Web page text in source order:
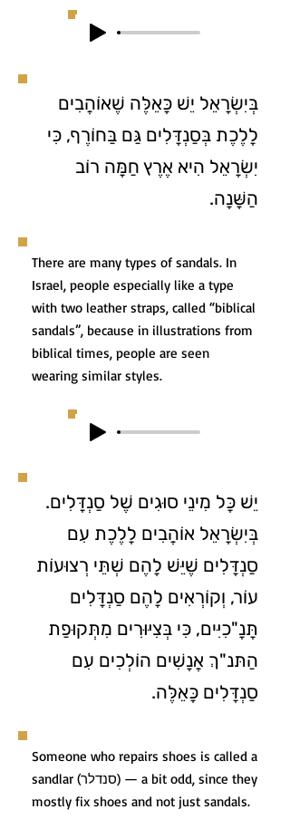
בְּיִשְׂרָאֵל יֵשׁ כָּאֵלֶּה שֶׁאוֹהֲבִים
לָלֶכֶת בְּסַנְדָּלִים גַּם בַּחוֹרֶף, כִּי
יִשְׂרָאֵל הִיא אֶרֶץ חַמָּה רוֹב
הַשָּׁנָה.
There are many types of sandals. In
Israel, people especially like a type
with two leather straps, called “biblical
sandals”, because in illustrations from
biblical times, people are seen
wearing similar styles.
יֵשׁ כָּל מִינֵי סוּגִים שֶׁל סַנְדָּלִים.
בְּיִשְׂרָאֵל אוֹהֲבִים לָלֶכֶת עִם
סַנְדָּלִים שֶׁיֵּשׁ לָהֶם שְׁתֵּי רְצוּעוֹת
עוֹר, וְקוֹרְאִים לָהֶם סַנְדָּלִים
תָּנָ"כִיִּים, כִּי בְּצִיּוּרִים מִתְּקוּפַת
הַתּנ"ךְ אֲנָשִׁים הוֹלְכִים עִם
סַנְדָּלִים כָּאֵלֶּה.
Someone who repairs shoes is called a
sandlar (סנדלר) — a bit odd, since they
mostly fix shoes and not just sandals.